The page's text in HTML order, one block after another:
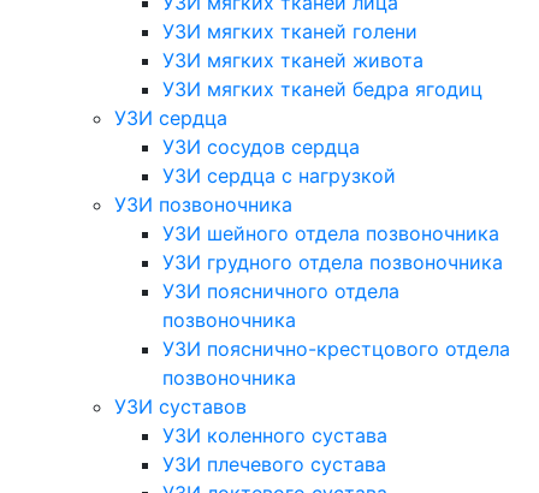
УЗИ мягких тканей голени
УЗИ мягких тканей живота
УЗИ мягких тканей бедра ягодиц
УЗИ сердца
УЗИ сосудов сердца
УЗИ сердца с нагрузкой
УЗИ позвоночника
УЗИ шейного отдела позвоночника
УЗИ грудного отдела позвоночника
УЗИ поясничного отдела
позвоночника
УЗИ пояснично-крестцового отдела
позвоночника
УЗИ суставов
УЗИ коленного сустава
УЗИ плечевого сустава